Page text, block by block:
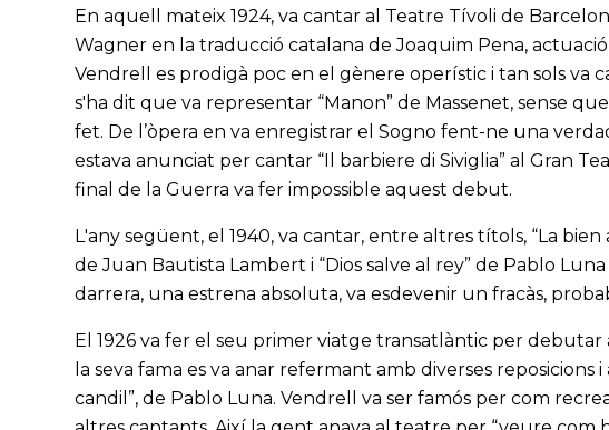
En aquell mateix 1924, va cantar al Teatre Tívoli de
Wagner en la traducció catalana de Joaquim Pena,
Vendrell es prodigà poc en el gènere operístic i tan sols va
s'ha dit que va representar “Manon” de Massenet, sense
fet. De l’òpera en va enregistrar el Sogno fent-ne una
estava anunciat per cantar “Il barbiere di Siviglia” al Gran
final de la Guerra va fer impossible aquest debut.
L'any següent, el 1940, va cantar, entre altres títols, “La
de Juan Bautista Lambert i “Dios salve al rey” de Pablo
darrera, una estrena absoluta, va esdevenir un fracàs,
El 1926 va fer el seu primer viatge transatlàntic per debutar
la seva fama es va anar refermant amb diverses reposicions
candil”, de Pablo Luna. Vendrell va ser famós per com